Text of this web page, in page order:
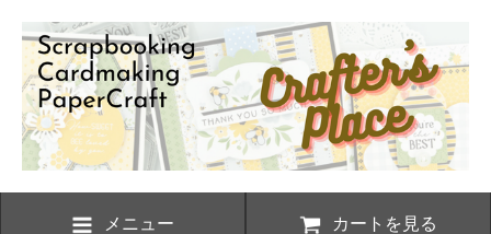
メニュー カートを見る